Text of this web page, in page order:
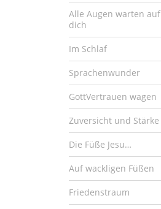
Alle Augen warten auf
dich
Im Schlaf
Sprachenwunder
GottVertrauen wagen
Zuversicht und Stärke
Die Füße Jesu…
Auf wackligen Füßen
Friedenstraum